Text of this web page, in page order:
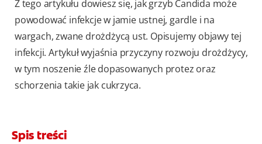
Z tego artykułu dowiesz się, jak grzyb Candida może
powodować infekcje w jamie ustnej, gardle i na
wargach, zwane drożdżycą ust. Opisujemy objawy tej
infekcji. Artykuł wyjaśnia przyczyny rozwoju drożdżycy,
w tym noszenie źle dopasowanych protez oraz
schorzenia takie jak cukrzyca.
Spis treści